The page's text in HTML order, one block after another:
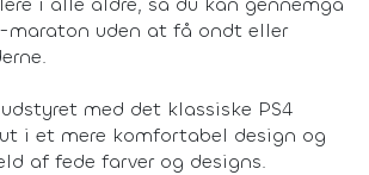
uden at få ondt eller
med det klassiske PS4
i et mere komfortabel design og
af fede farver og designs.